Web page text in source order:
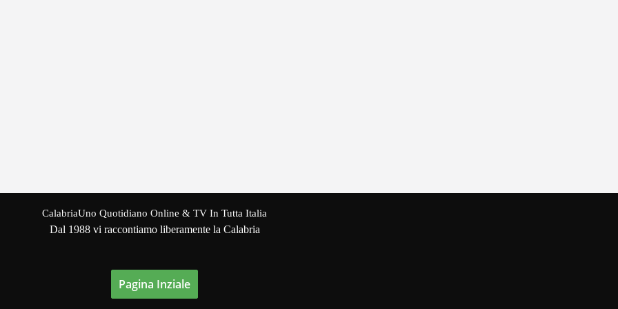
CalabriaUno Quotidiano Online & TV In Tutta Italia
Dal 1988 vi raccontiamo liberamente la Calabria
Pagina Inziale